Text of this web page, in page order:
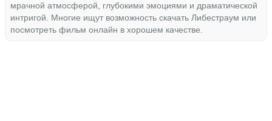
мрачной атмосферой, глубокими эмоциями и драматической
интригой. Многие ищут возможность скачать Либестраум или
посмотреть фильм онлайн в хорошем качестве.